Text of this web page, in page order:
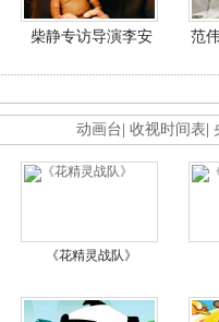
柴静专访导演李安 范
动画台 收视时间表
《花精灵战队》